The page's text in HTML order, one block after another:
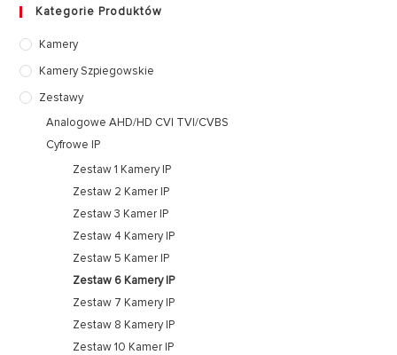
Kategorie Produktów
Kamery
Kamery Szpiegowskie
Zestawy
Analogowe AHD/HD CVI TVI/CVBS
Cyfrowe IP
Zestaw 1 Kamery IP
Zestaw 2 Kamer IP
Zestaw 3 Kamer IP
Zestaw 4 Kamery IP
Zestaw 5 Kamer IP
Zestaw 6 Kamery IP
Zestaw 7 Kamery IP
Zestaw 8 Kamery IP
Zestaw 10 Kamer IP